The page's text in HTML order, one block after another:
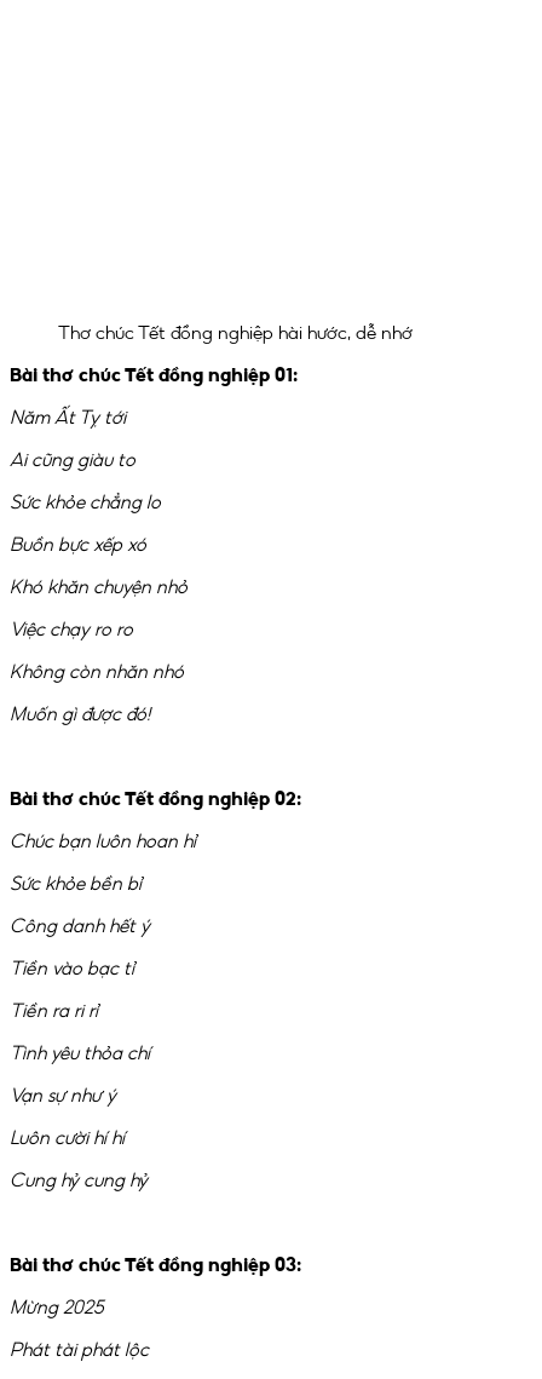
Thơ chúc Tết đồng nghiệp hài hước, dễ nhớ
Bài thơ chúc Tết đồng nghiệp 01:
Năm Ất Tỵ tới
Ai cũng giàu to
Sức khỏe chẳng lo
Buồn bực xếp xó
Khó khăn chuyện nhỏ
Việc chạy ro ro
Không còn nhăn nhó
Muốn gì được đó!
Bài thơ chúc Tết đồng nghiệp 02:
Chúc bạn luôn hoan hỉ
Sức khỏe bền bỉ
Công danh hết ý
Tiền vào bạc tỉ
Tiền ra ri rỉ
Tình yêu thỏa chí
Vạn sự như ý
Luôn cười hí hí
Cung hỷ cung hỷ
Bài thơ chúc Tết đồng nghiệp 03:
Mừng 2025
Phát tài phát lộc